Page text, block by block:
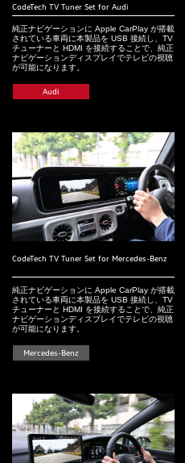
CodeTech TV Tuner Set for Audi
純正ナビゲーションに Apple CarPlay が搭載
されている車両に本製品を USB 接続し、TV
チューナーと HDMI を接続することで、純正
ナビゲーションディスプレイでテレビの視聴
が可能になります。
Audi
CodeTech TV Tuner Set for Mercedes-Benz
純正ナビゲーションに Apple CarPlay が搭載
されている車両に本製品を USB 接続し、TV
チューナーと HDMI を接続することで、純正
ナビゲーションディスプレイでテレビの視聴
が可能になります。
Mercedes-Benz